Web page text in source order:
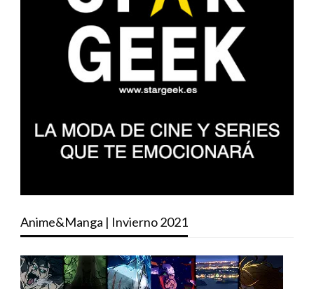
Anime&Manga | Invierno 2021